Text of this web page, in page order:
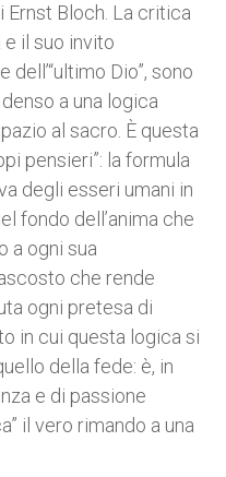
Bloch. La critica
il suo invito
Dio”, sono
a una logica
al sacro. È questa
pensieri”: la formula
degli esseri umani in
fondo dell’anima che
a ogni sua
che rende
ogni pretesa di
in cui questa logica si
della fede: è, in
e di passione
il vero rimando a una